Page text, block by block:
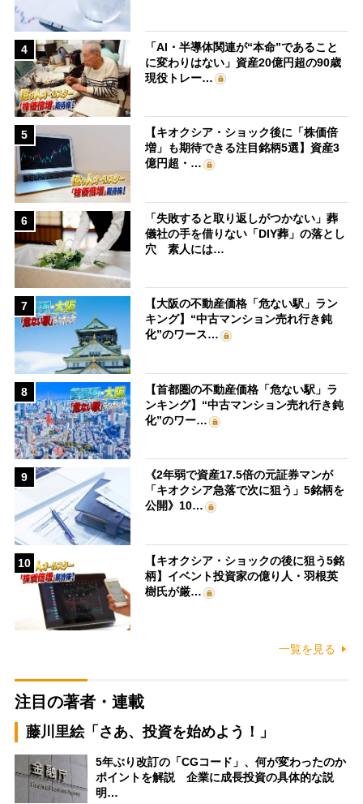
4
「AI・半導体関連が“本命”であること
に変わりはない」資産20億円超の90歳
現役トレー…
5
【キオクシア・ショック後に「株価倍
増」も期待できる注目銘柄5選】資産3
億円超・…
6
「失敗すると取り返しがつかない」葬
儀社の手を借りない「DIY葬」の落とし
穴 素人には…
7
【大阪の不動産価格「危ない駅」ラン
キング】“中古マンション売れ行き鈍
化”のワース…
8
【首都圏の不動産価格「危ない駅」ラ
ンキング】“中古マンション売れ行き鈍
化”のワー…
9
《2年弱で資産17.5倍の元証券マンが
「キオクシア急落で次に狙う」5銘柄を
公開》10…
10
【キオクシア・ショックの後に狙う5銘
柄】イベント投資家の億り人・羽根英
樹氏が厳…
一覧を見る
注目の著者・連載
藤川里絵「さあ、投資を始めよう！」
5年ぶり改訂の「CGコード」、何が変わったのか
ポイントを解説 企業に成長投資の具体的な説
明…